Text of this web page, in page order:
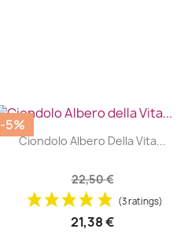
| 
Ciondolo Albero Della Vita...
22,50 €
(3 ratings)
21,38 €
-5%